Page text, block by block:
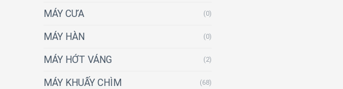
MÁY CƯA (0)
MÁY HÀN (0)
MÁY HỚT VÁNG (2)
MÁY KHUẤY CHÌM (68)